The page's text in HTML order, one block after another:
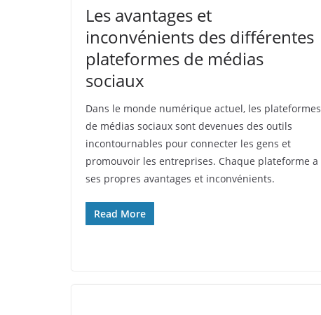
Les avantages et
inconvénients des différentes
plateformes de médias
sociaux
Dans le monde numérique actuel, les plateformes
de médias sociaux sont devenues des outils
incontournables pour connecter les gens et
promouvoir les entreprises. Chaque plateforme a
ses propres avantages et inconvénients.
Read More